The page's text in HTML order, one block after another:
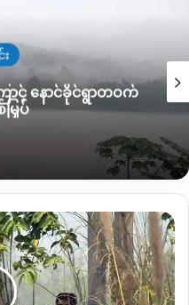
းက ပြောသည်။
းယာဉ်၊ ရေငုတ်ပစ္စည်း
းရှာဖွေခဲ့ ရာတွင် ယင်းမိသားစု
စားကိုသာ ဇွန်လ ၁၁ ရက်နေ့က
မှာ ရှာမတွေ့နိုင်ခဲ့သည့်အတွက်
ာင်း သိရသည်။
ကန်မှာ ပေ ၄၀၀ ခန့်နက်
းဖြစ်နေသည့်အတွက် ယခုကဲ့သို့
ြင်းဖြစ်ကြောင်း သိရသည်။
ာင့် နောင်ခိုင်ရွာတဝက်
ြှပ်